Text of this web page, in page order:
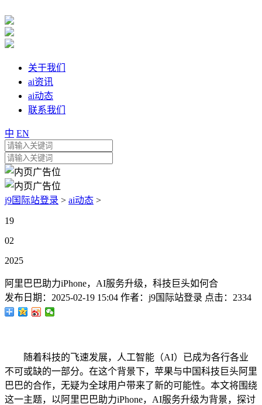
关于我们
ai资讯
ai动态
联系我们
中 EN
j9国际站登录 > ai动态 >
19
02
2025
阿里巴巴助力iPhone，AI服务升级，科技巨头如何合
发布日期： 2025-02-19 15:04 作者： j9国际站登录 点击： 2334
随着科技的飞速发展，人工智能（AI）已成为各行各业
不可或缺的一部分。在这个背景下，苹果与中国科技巨头阿里
巴巴的合作，无疑为全球用户带来了新的可能性。本文将围绕
这一主题，以阿里巴巴助力iPhone，AI服务升级为背景，探讨